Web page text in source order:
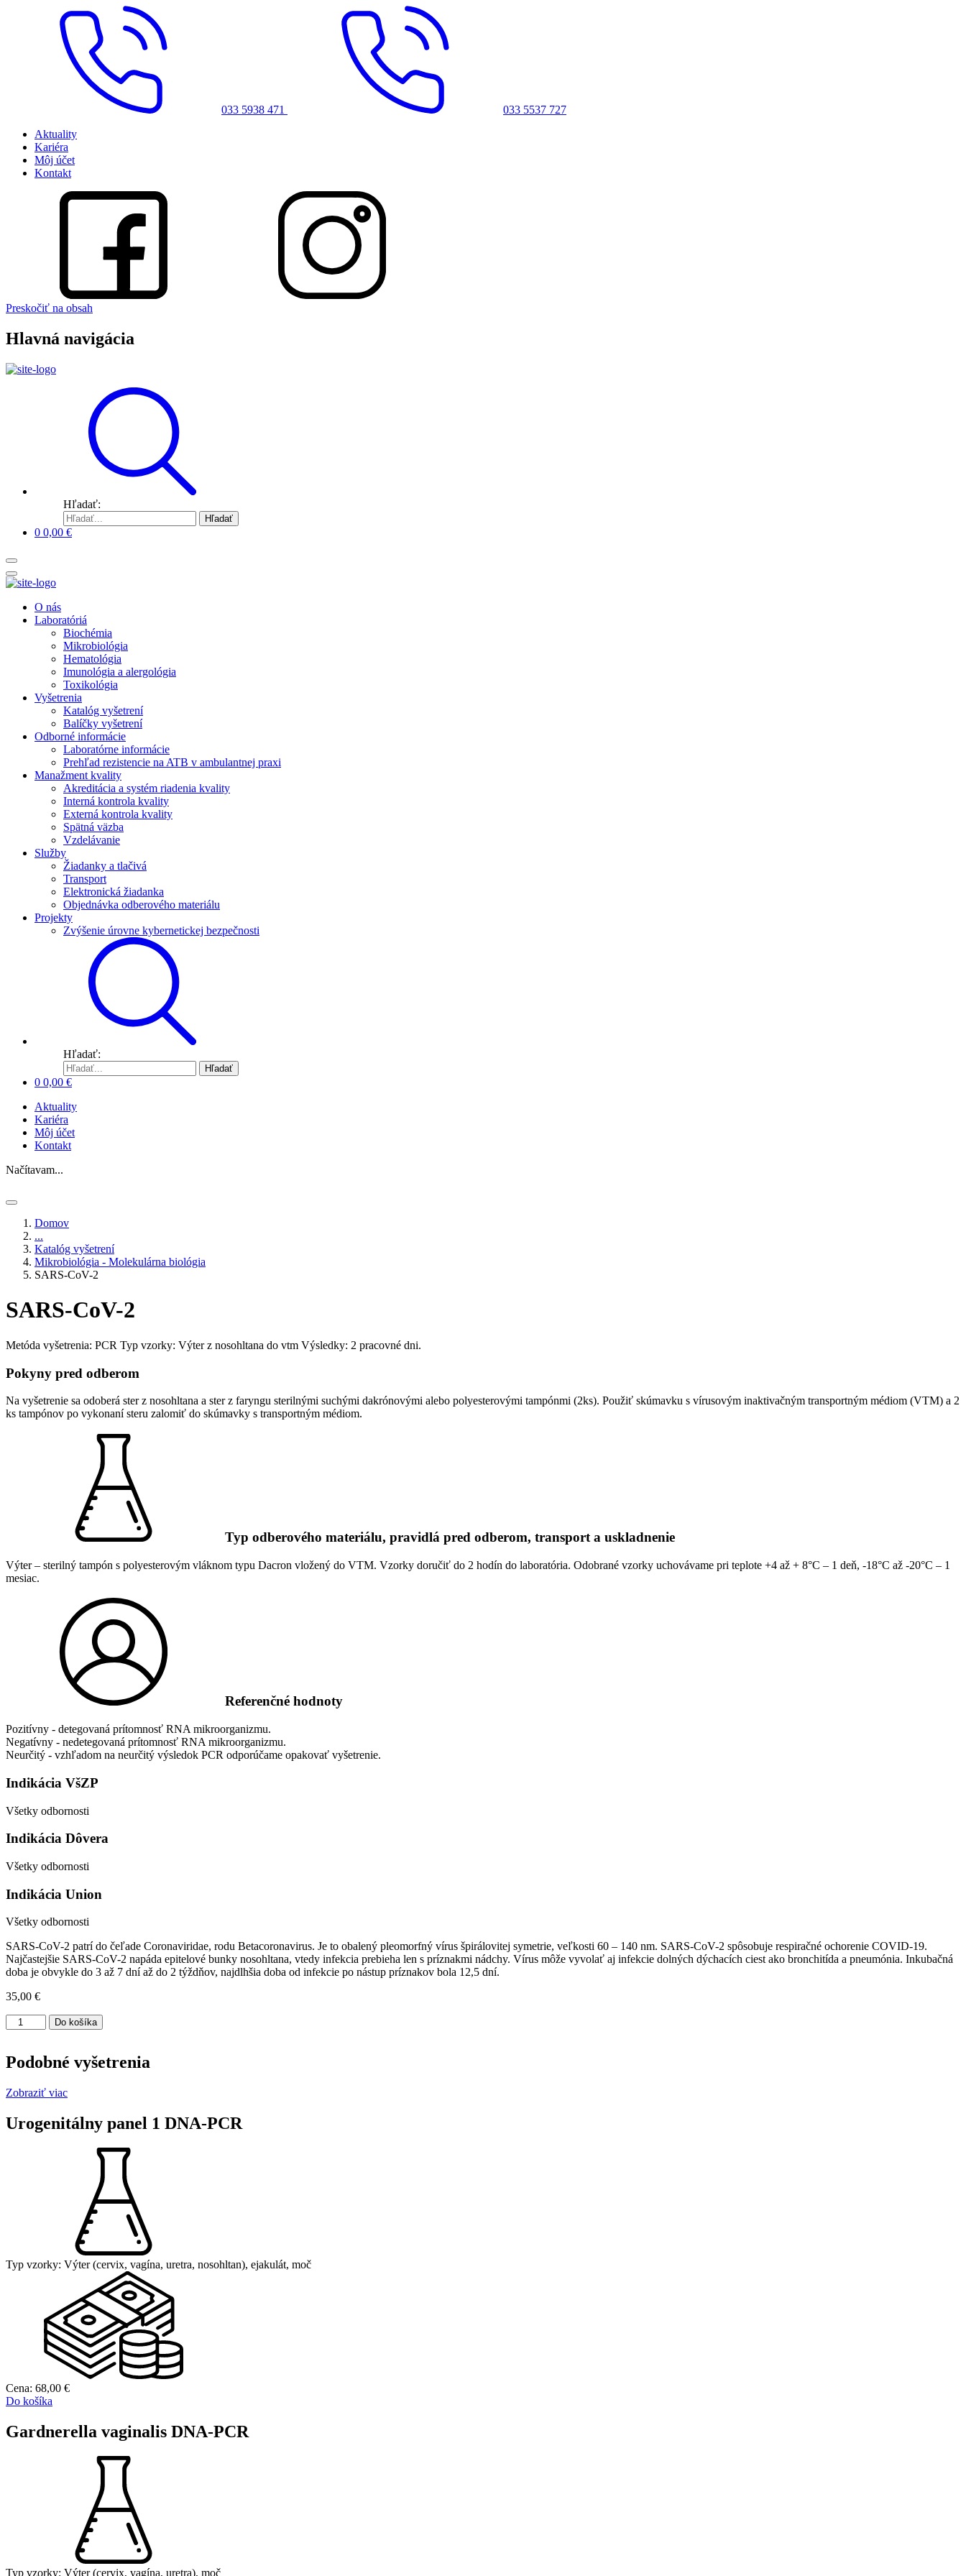
033 5938 471
033 5537 727
Aktuality
Kariéra
Môj účet
Kontakt
Preskočiť na obsah
Hlavná navigácia
Hľadať:
Hľadať
0 0,00 €
O nás
Laboratóriá
Biochémia
Mikrobiológia
Hematológia
Imunológia a alergológia
Toxikológia
Vyšetrenia
Katalóg vyšetrení
Balíčky vyšetrení
Odborné informácie
Laboratórne informácie
Prehľad rezistencie na ATB v ambulantnej praxi
Manažment kvality
Akreditácia a systém riadenia kvality
Interná kontrola kvality
Externá kontrola kvality
Spätná väzba
Vzdelávanie
Služby
Žiadanky a tlačivá
Transport
Elektronická žiadanka
Objednávka odberového materiálu
Projekty
Zvýšenie úrovne kybernetickej bezpečnosti
Hľadať:
Hľadať
0 0,00 €
Aktuality
Kariéra
Môj účet
Kontakt
Načítavam...
Domov
...
Katalóg vyšetrení
Mikrobiológia - Molekulárna biológia
SARS-CoV-2
SARS-CoV-2
Metóda vyšetrenia: PCR Typ vzorky: Výter z nosohltana do vtm Výsledky: 2 pracovné dni.
Pokyny pred odberom
Na vyšetrenie sa odoberá ster z nosohltana a ster z faryngu sterilnými suchými dakrónovými alebo polyesterovými tampónmi (2ks). Použiť skúmavku s vírusovým inaktivačným transportným médiom (VTM) a 2
ks tampónov po vykonaní steru zalomiť do skúmavky s transportným médiom.
Typ odberového materiálu, pravidlá pred odberom, transport a uskladnenie
Výter – sterilný tampón s polyesterovým vláknom typu Dacron vložený do VTM. Vzorky doručiť do 2 hodín do laboratória. Odobrané vzorky uchovávame pri teplote +4 až + 8°С – 1 deň, -18°C až -20°C – 1
mesiac.
Referenčné hodnoty
Pozitívny - detegovaná prítomnosť RNA mikroorganizmu.
Negatívny - nedetegovaná prítomnosť RNA mikroorganizmu.
Neurčitý - vzhľadom na neurčitý výsledok PCR odporúčame opakovať vyšetrenie.
Indikácia VšZP
Všetky odbornosti
Indikácia Dôvera
Všetky odbornosti
Indikácia Union
Všetky odbornosti
SARS-CoV-2 patrí do čeľade Coronaviridae, rodu Betacoronavirus. Je to obalený pleomorfný vírus špirálovitej symetrie, veľkosti 60 – 140 nm. SARS-CoV-2 spôsobuje respiračné ochorenie COVID-19.
Najčastejšie SARS-CoV-2 napáda epitelové bunky nosohltana, vtedy infekcia prebieha len s príznakmi nádchy. Vírus môže vyvolať aj infekcie dolných dýchacích ciest ako bronchitída a pneumónia. Inkubačná
doba je obvykle do 3 až 7 dní až do 2 týždňov, najdlhšia doba od infekcie po nástup príznakov bola 12,5 dní.
35,00 €
množstvo
SARS-
2
Do košíka
Podobné vyšetrenia
Zobraziť viac
Urogenitálny panel 1 DNA-PCR
Typ vzorky: Výter (cervix, vagína, uretra, nosohltan), ejakulát, moč
Cena: 68,00 €
Do košíka
Gardnerella vaginalis DNA-PCR
Typ vzorky: Výter (cervix, vagína, uretra), moč